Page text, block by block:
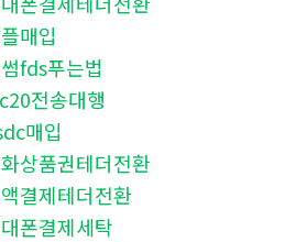
매입
fds푸는법
전송대행
매입
상품권테더전환
결제테더전환
폰결제세탁